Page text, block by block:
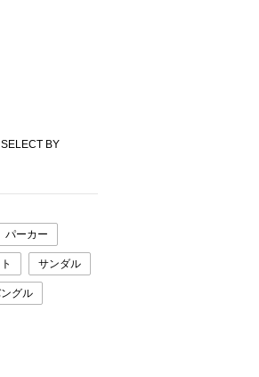
BY
パーカー
サンダル
グル